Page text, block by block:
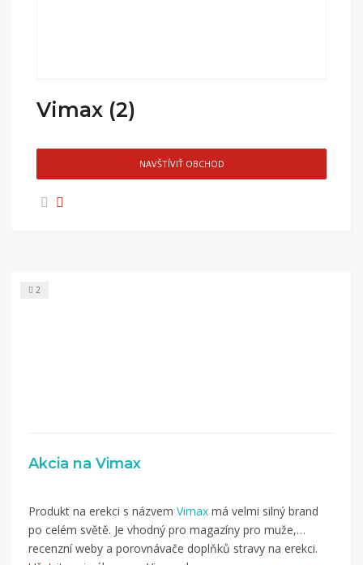
Vimax (2)
NAVŠTÍVIŤ OBCHOD
2
Akcia na Vimax
Produkt na erekci s názvem Vimax má velmi silný brand
po celém světě. Je vhodný pro magazíny pro muže,
recenzní weby a porovnávače doplňků stravy na erekci.